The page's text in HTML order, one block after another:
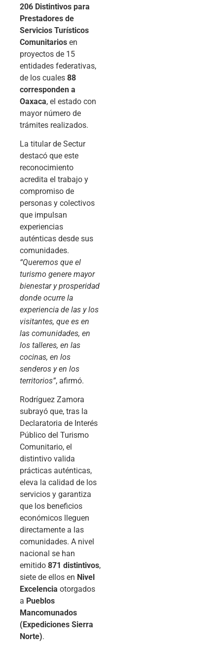
206 Distintivos para
Prestadores de
Servicios Turísticos
Comunitarios en
proyectos de 15
entidades federativas,
de los cuales 88
corresponden a
Oaxaca, el estado con
mayor número de
trámites realizados.
La titular de Sectur
destacó que este
reconocimiento
acredita el trabajo y
compromiso de
personas y colectivos
que impulsan
experiencias
auténticas desde sus
comunidades.
“Queremos que el
turismo genere mayor
bienestar y prosperidad
donde ocurre la
experiencia de las y los
visitantes, que es en
las comunidades, en
los talleres, en las
cocinas, en los
senderos y en los
territorios”, afirmó.
Rodríguez Zamora
subrayó que, tras la
Declaratoria de Interés
Público del Turismo
Comunitario, el
distintivo valida
prácticas auténticas,
eleva la calidad de los
servicios y garantiza
que los beneficios
económicos lleguen
directamente a las
comunidades. A nivel
nacional se han
emitido 871 distintivos,
siete de ellos en Nivel
Excelencia otorgados
a Pueblos
Mancomunados
(Expediciones Sierra
Norte).